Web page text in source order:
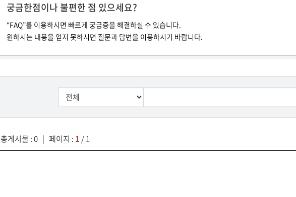
빅데이터센터 소개
찾아오시는길
궁금한점이나 불편한 점 있으세요?
“FAQ”를 이용하시면 빠르게 궁금증을 해결하실 수 있습니다.
원하시는 내용을 얻지 못하시면 질문과 답변을 이용하시기 바랍니다.
총게시물 : 0 | 페이지 : 1 / 1